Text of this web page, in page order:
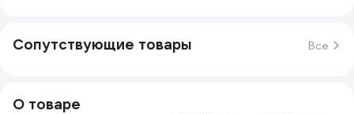
Сопутствующие товары Все
О товаре